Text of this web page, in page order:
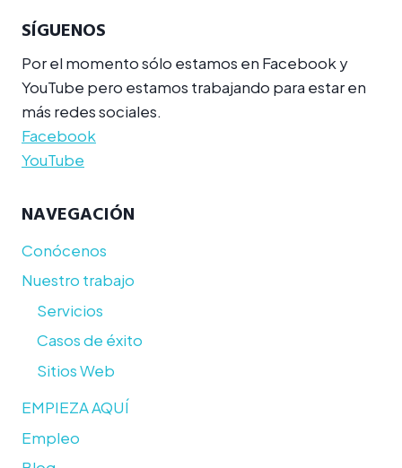
SÍGUENOS
Por el momento sólo estamos en Facebook y
YouTube pero estamos trabajando para estar en
más redes sociales.
Facebook
YouTube
NAVEGACIÓN
Conócenos
Nuestro trabajo
Servicios
Casos de éxito
Sitios Web
EMPIEZA AQUÍ
Empleo